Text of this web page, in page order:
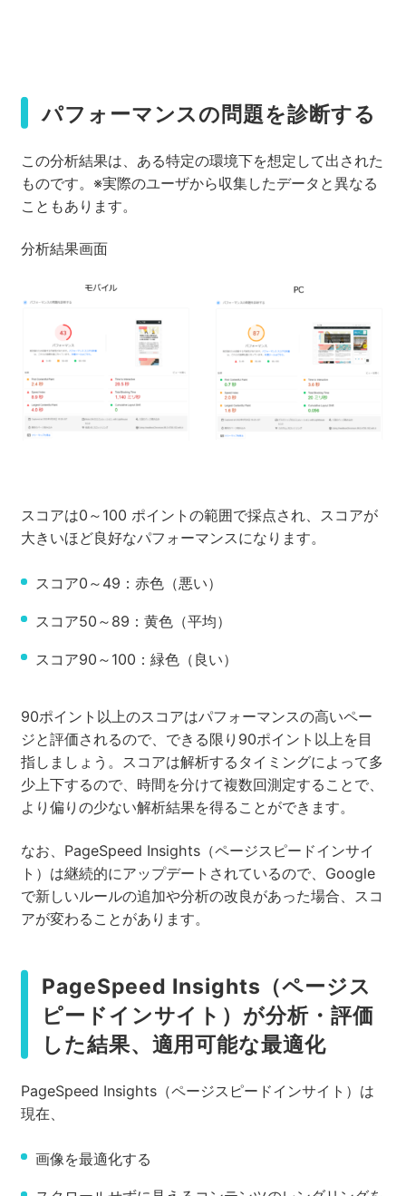
パフォーマンスの問題を診断する
この分析結果は、ある特定の環境下を想定して出された
ものです。※実際のユーザから収集したデータと異なる
こともあります。
分析結果画面
スコアは0～100 ポイントの範囲で採点され、スコアが
大きいほど良好なパフォーマンスになります。
スコア0～49：赤色（悪い）
スコア50～89：黄色（平均）
スコア90～100：緑色（良い）
90ポイント以上のスコアはパフォーマンスの高いペー
ジと評価されるので、できる限り90ポイント以上を目
指しましょう。スコアは解析するタイミングによって多
少上下するので、時間を分けて複数回測定することで、
より偏りの少ない解析結果を得ることができます。
なお、PageSpeed Insights（ページスピードインサイ
ト）は継続的にアップデートされているので、Google
で新しいルールの追加や分析の改良があった場合、スコ
アが変わることがあります。
PageSpeed Insights（ページス
ピードインサイト）が分析・評価
した結果、適用可能な最適化
PageSpeed Insights（ページスピードインサイト）は
現在、
画像を最適化する